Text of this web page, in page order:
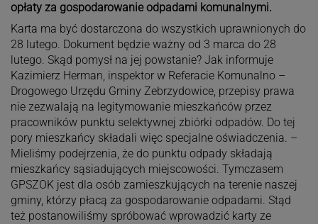
opłaty za gospodarowanie odpadami komunalnymi.
Karta ma być dostarczona do wszystkich uprawnionych do
28 lutego. Dokument będzie ważny od 3 marca do 28
lutego. Skąd pomysł na jej powstanie? Jak informuje
Kazimierz Herman, inspektor w Referacie Komunalno –
Drogowego Urzędu Gminy Zebrzydowice, przepisy prawa
nie zezwalają na legitymowanie mieszkańców przez
pracowników punktu selektywnej zbiórki odpadów. Do tej
pory mieszkańcy składali więc specjalne oświadczenia. –
Mieliśmy podejrzenia, że do punktu odpady składają
mieszkańcy sąsiadujących miejscowości. Tymczasem
GPSZOK jest dla osób zamieszkujących na terenie naszej
gminy, którzy płacą za gospodarowanie odpadami. Stąd
też postanowiliśmy spróbować wprowadzić karty ze